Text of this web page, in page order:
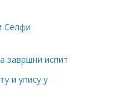
Селфи
завршни испит
и упису у